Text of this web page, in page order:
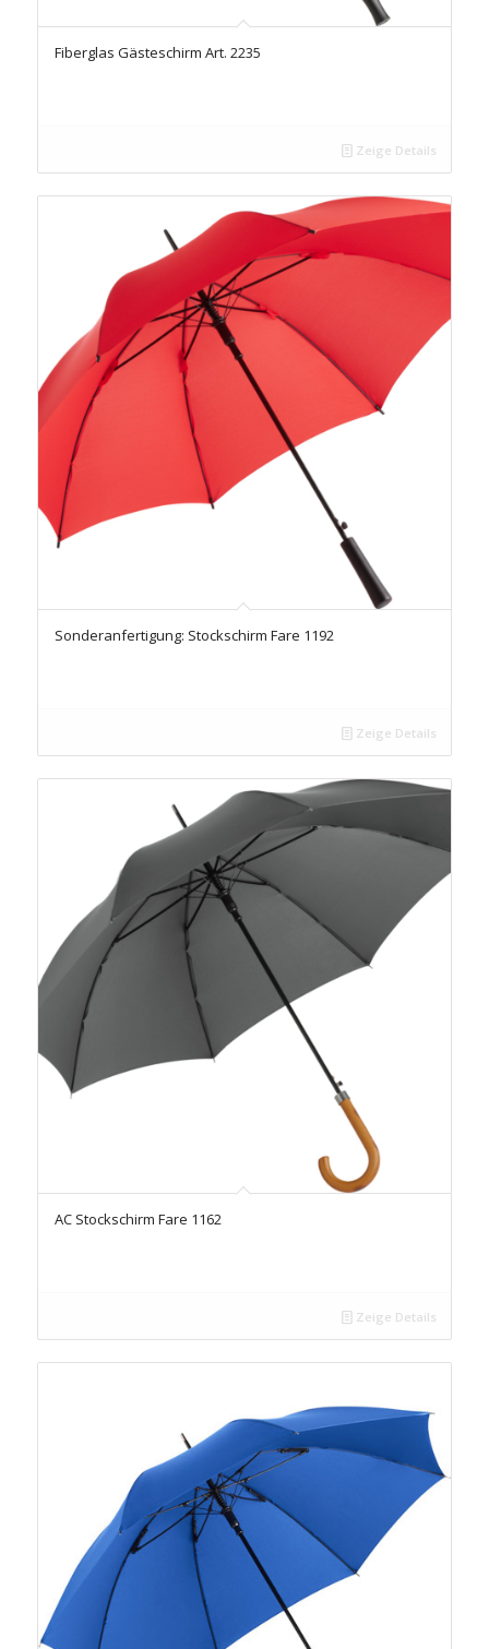
Fiberglas Gästeschirm Art. 2235
Zeige Details
Sonderanfertigung: Stockschirm Fare 1192
Zeige Details
AC Stockschirm Fare 1162
Zeige Details